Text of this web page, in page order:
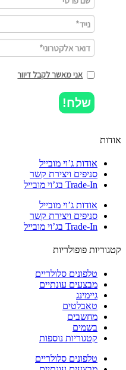
אני מאשר לקבל דיוור
שלח!
אודות ג’וי מובייל
סניפים ויצירת קשר
Trade-In בג’וי מובייל
אודות ג’וי מובייל
סניפים ויצירת קשר
Trade-In בג’וי מובייל
פופולריות
טלפונים סלולריים
מבצעים עונתיים
גיימינג
טאבלטים
מחשבים
בשמים
קטגוריות נוספות
טלפונים סלולריים